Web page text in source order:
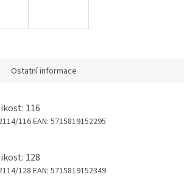
Ostatní informace
116
116EAN: 5715819152295
128
128 EAN: 5715819152349